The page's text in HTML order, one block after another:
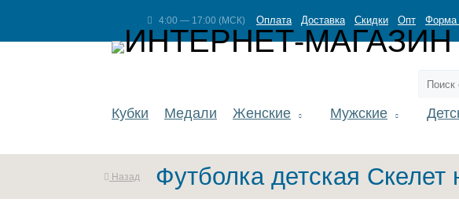
4:00 — 17:00 (МСК) Оплата Доставка Скидки Опт Форма
Кубки Медали Женские Мужские
Назад Футболка детская Скелет